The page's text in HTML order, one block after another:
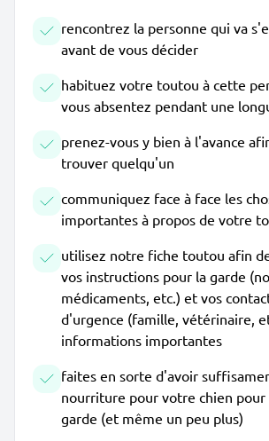
rencontrez la personne qui va
avant de vous décider
habituez votre toutou à cette
vous absentez pendant une
prenez-vous y bien à l'avance
trouver quelqu'un
communiquez face à face les
importantes à propos de votre
utilisez notre fiche toutou afin
vos instructions pour la garde
médicaments, etc.) et vos
d'urgence (famille, vétérinaire,
informations importantes
faites en sorte d'avoir
nourriture pour votre chien pour
garde (et même un peu plus)